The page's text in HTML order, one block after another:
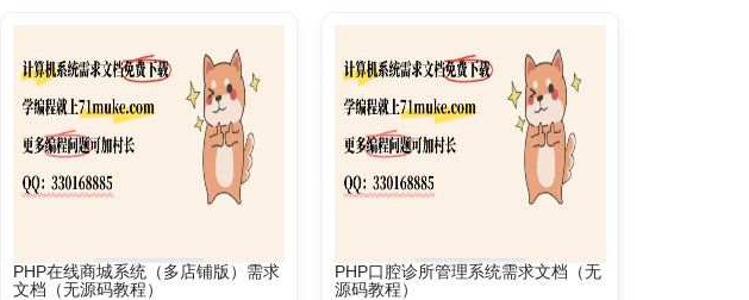
PHP在线商城系统（多店铺版）需求
文档（无源码教程）
PHP口腔诊所管理系统需求文档（无
源码教程）